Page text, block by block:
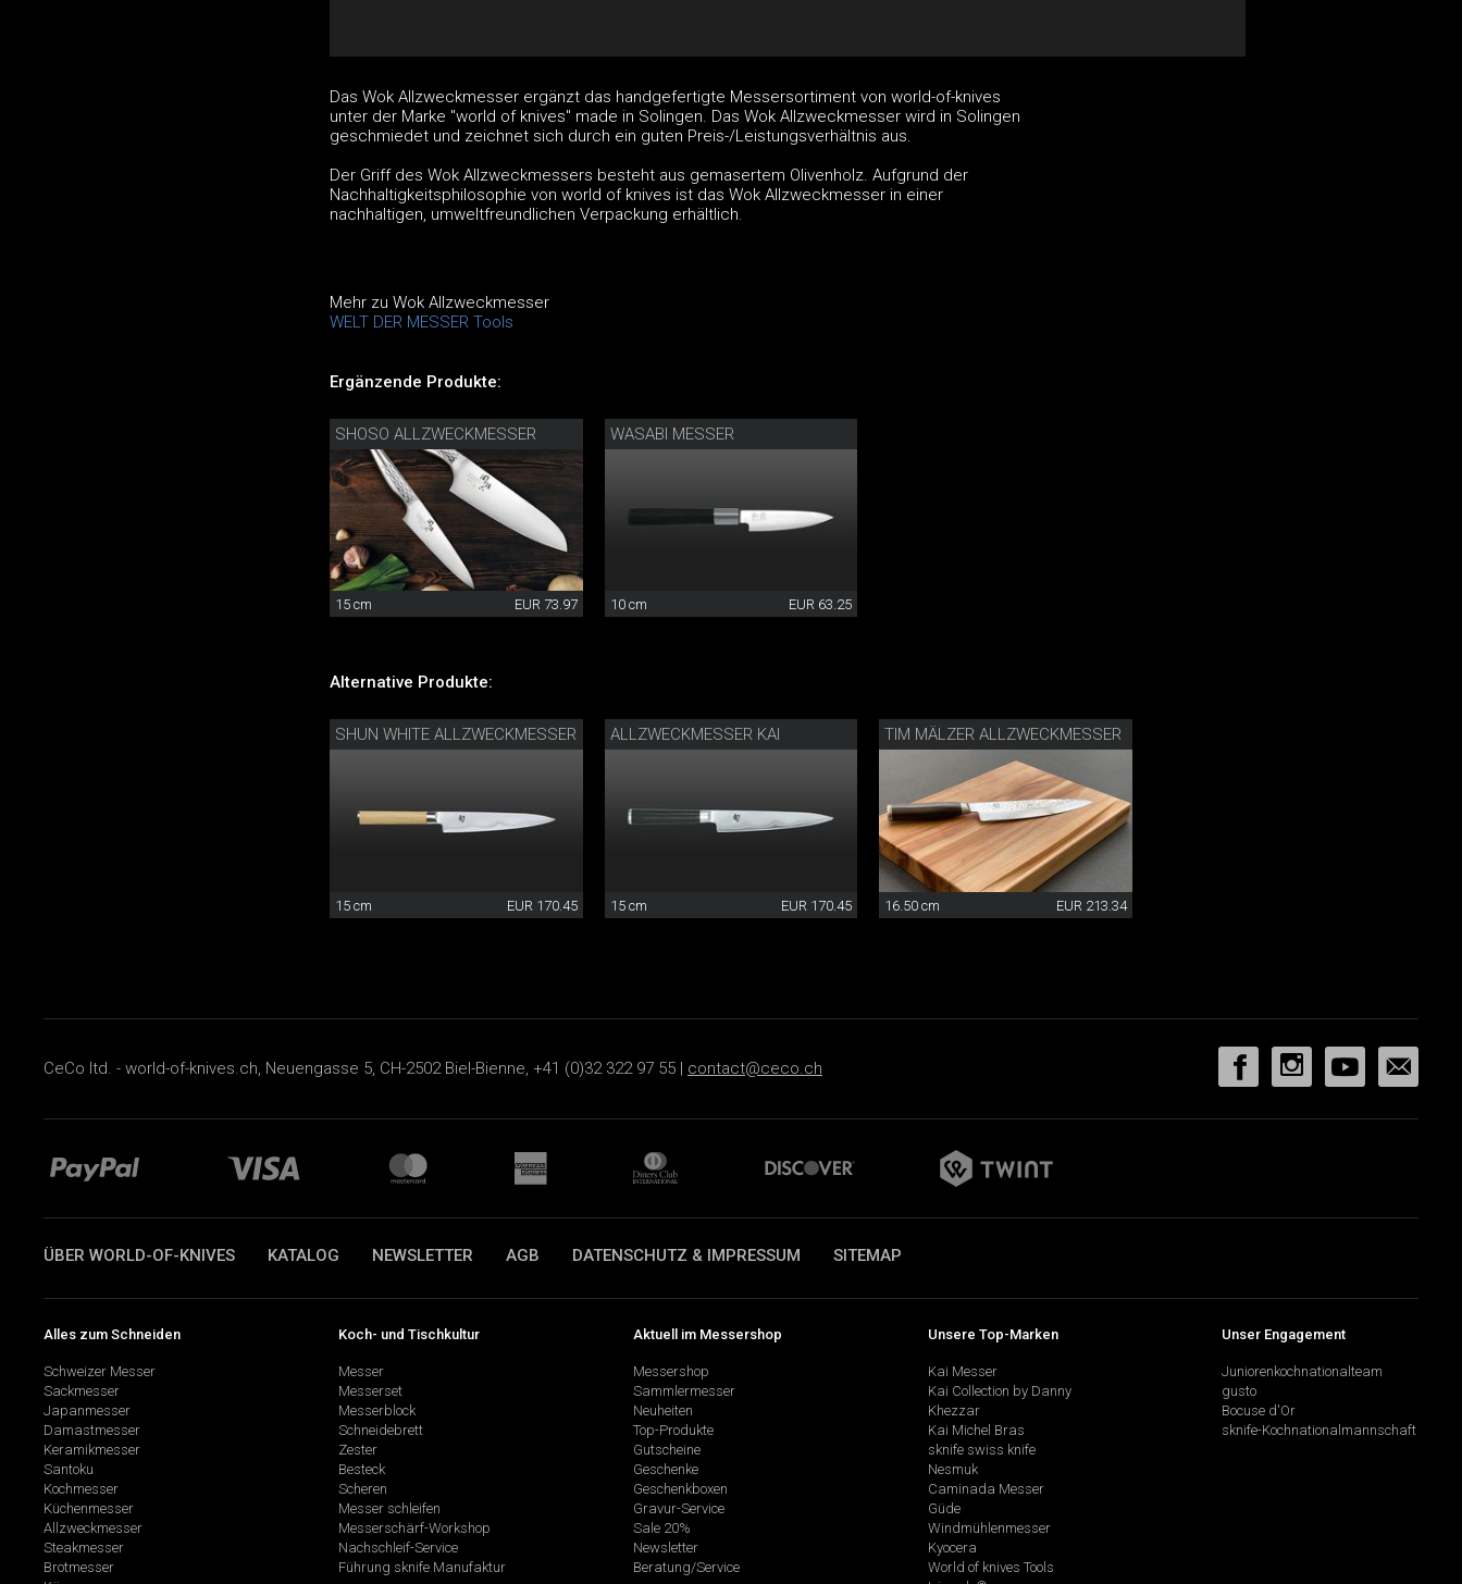
Das Wok Allzweckmesser ergänzt das handgefertigte Messersortiment von world-of-knives
unter der Marke "world of knives" made in Solingen. Das Wok Allzweckmesser wird in Solingen
geschmiedet und zeichnet sich durch ein guten Preis-/Leistungsverhältnis aus.
Der Griff des Wok Allzweckmessers besteht aus gemasertem Olivenholz. Aufgrund der
Nachhaltigkeitsphilosophie von world of knives ist das Wok Allzweckmesser in einer
nachhaltigen, umweltfreundlichen Verpackung erhältlich.
Mehr zu Wok Allzweckmesser
WELT DER MESSER Tools
Ergänzende Produkte:
SHOSO ALLZWECKMESSER
15 cm EUR 73.97
WASABI MESSER
10 cm EUR 63.25
Alternative Produkte:
SHUN WHITE ALLZWECKMESSER
15 cm EUR 170.45
ALLZWECKMESSER KAI
15 cm EUR 170.45
TIM MÄLZER ALLZWECKMESSER
16.50 cm EUR 213.34
CeCo ltd. - world-of-knives.ch, Neuengasse 5, CH-2502 Biel-Bienne, +41 (0)32 322 97 55 | contact@ceco.ch
ÜBER WORLD-OF-KNIVES KATALOG NEWSLETTER AGB DATENSCHUTZ & IMPRESSUM SITEMAP
Alles zum Schneiden
Schweizer Messer
Sackmesser
Japanmesser
Damastmesser
Keramikmesser
Santoku
Kochmesser
Küchenmesser
Allzweckmesser
Steakmesser
Brotmesser
Koch- und Tischkultur
Messer
Messerset
Messerblock
Schneidebrett
Zester
Besteck
Scheren
Messer schleifen
Messerschärf-Workshop
Nachschleif-Service
Führung sknife Manufaktur
Aktuell im Messershop
Messershop
Sammlermesser
Neuheiten
Top-Produkte
Gutscheine
Geschenke
Geschenkboxen
Gravur-Service
Sale 20%
Newsletter
Beratung/Service
Unsere Top-Marken
Kai Messer
Kai Collection by Danny
Khezzar
Kai Michel Bras
sknife swiss knife
Nesmuk
Caminada Messer
Güde
Windmühlenmesser
Kyocera
World of knives Tools
Unser Engagement
Juniorenkochnationalteam
gusto
Bocuse d'Or
sknife-Kochnationalmannschaft